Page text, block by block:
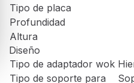
Potencia total del gas
Product Series
Opción de cambiar el tipo de
gas
Tipo de gas